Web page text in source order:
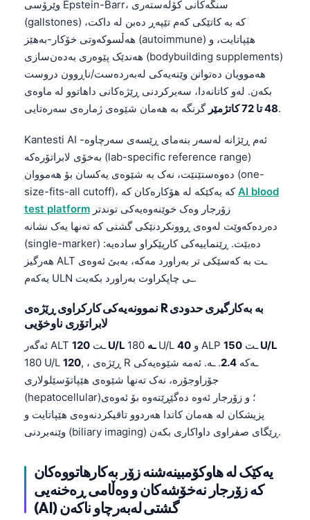
وێرۆسی Epstein-Barr، سنگەکانی کۆلەستەری
(gallstones) کە بە کاتێکی کەم تێپەڕ دەبن لە داکت،
هەڵسوکەوتی خۆکار-بەهێز (autoimmune) هێپاتایت، و
هەندێک پێوەری بەدەن‌سازی (bodybuilding supplements)
هەموویان دەتوانن وێنەیەکی لەبەردەست/ناڕوون دروست
بکەن. لەو کاتانەدا، سەیرکردنی ڕێژەکانی داهاتوو لە ماوەی
48 تا 72 کاتژمێرگرنگە بە هەمان شێوەی ژمارەی سەرەتایی.
Kantesti AI ئەم ڕێژانە لەسەر بنەمای ڕێسەی سەرچاوە-
بەخۆی لابراتۆرەکە (lab-specific reference range)
دەوەستێنێت، نەک بە شێوەی یەکسان بۆ هەمووان (one-
size-fits-all cutoff)، کە یەکێکە لە هۆکارەکان کەAI blood
test platform
دەردەکەوێت لەوەی ڕوونکردنێکی گشتی کە تەنها یەک نشانە
(single-marker) دەبێت. ڕێنماییەکی کارپێکراو سادەیە:
هەرگیز ALT ـت بە کەسێکی تر بەراورد مەکە، بەبێ ئەوەی
یەکەم ULN ـی چاپکراوت بەراورد بکەیت.
نموونەیەکی کارکراوی ڕێژەی R بە بەکارگیری حدودی
لابراتۆری ناوخۆیی
ئەگەر ALT ـت 120 U/L ـە180 U/L 40 و ALP ـت150 U/L
180 U/L 120 , ، ڕێژەی R ـەکە 2.4. ـە. ئەمە شێوەیەکی
جۆراوجۆرە، نەک تەنها شێوەی هێپاتۆسێلولاری
(hepatocellular)؛ و زۆرجار ئەوە دەگێڕێتەوە بۆ ئەوەی
پزیشکان لە هەمان کاتدا هەردوو تاقیکردنەوەی هێپاتایت و
وێنەبردنی (biliary imaging) ڕێگای صفراوی داواکاری بکەن.
یەکێک لە هاوکۆمبینەشنە زۆر بەکارهاتووەکان
کە زۆرجار نەخۆشەکان و وەڵامی ڕەخنەیی
(AI) گشتی لەبەرچاو ناکەن
Polski
한국어
Slovenščina
Shqip
বাংলা
اردو
తెలుగు
தமிழ்
ગુજરાતી
ಕನ್ನಡ
മലയാളം
Bahasa Melayu
Tiếng Việt
Tagalog
ไทย
Kiswahili
አማርኛ
Українська
O‘zbekcha